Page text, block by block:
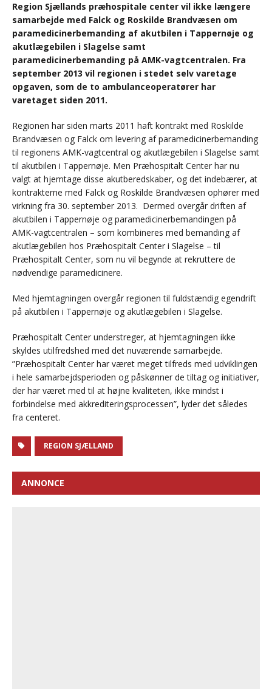
Region Sjællands præhospitale center vil ikke længere
samarbejde med Falck og Roskilde Brandvæsen om
paramedicinerbemanding af akutbilen i Tappernøje og
akutlægebilen i Slagelse samt
paramedicinerbemanding på AMK-vagtcentralen. Fra
september 2013 vil regionen i stedet selv varetage
opgaven, som de to ambulanceoperatører har
varetaget siden 2011.
Regionen har siden marts 2011 haft kontrakt med Roskilde
Brandvæsen og Falck om levering af paramedicinerbemanding
til regionens AMK-vagtcentral og akutlægebilen i Slagelse samt
til akutbilen i Tappernøje. Men Præhospitalt Center har nu
valgt at hjemtage disse akutberedskaber, og det indebærer, at
kontrakterne med Falck og Roskilde Brandvæsen ophører med
virkning fra 30. september 2013. Dermed overgår driften af
akutbilen i Tappernøje og paramedicinerbemandingen på
AMK-vagtcentralen – som kombineres med bemanding af
akutlægebilen hos Præhospitalt Center i Slagelse – til
Præhospitalt Center, som nu vil begynde at rekruttere de
nødvendige paramedicinere.
Med hjemtagningen overgår regionen til fuldstændig egendrift
på akutbilen i Tappernøje og akutlægebilen i Slagelse.
Præhospitalt Center understreger, at hjemtagningen ikke
skyldes utilfredshed med det nuværende samarbejde.
”Præhospitalt Center har været meget tilfreds med udviklingen
i hele samarbejdsperioden og påskønner de tiltag og initiativer,
der har været med til at højne kvaliteten, ikke mindst i
forbindelse med akkrediteringsprocessen”, lyder det således
fra centeret.
REGION SJÆLLAND
ANNONCE